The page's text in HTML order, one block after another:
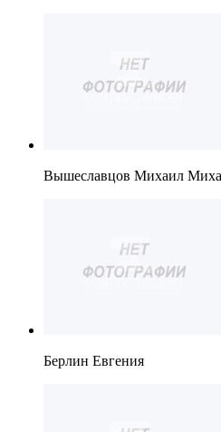
Вышеславцов Михаил
Берлин Евгения